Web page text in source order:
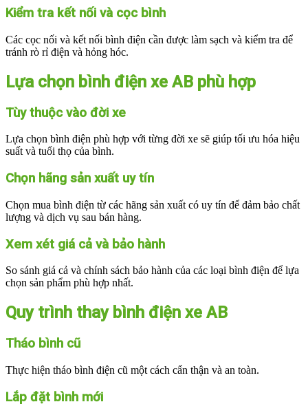
Kiểm tra kết nối và cọc bình
Các cọc nối và kết nối bình điện cần được làm sạch và kiểm tra để
tránh rò rỉ điện và hỏng hóc.
Lựa chọn bình điện xe AB phù hợp
Tùy thuộc vào đời xe
Lựa chọn bình điện phù hợp với từng đời xe sẽ giúp tối ưu hóa hiệu
suất và tuổi thọ của bình.
Chọn hãng sản xuất uy tín
Chọn mua bình điện từ các hãng sản xuất có uy tín để đảm bảo chất
lượng và dịch vụ sau bán hàng.
Xem xét giá cả và bảo hành
So sánh giá cả và chính sách bảo hành của các loại bình điện để lựa
chọn sản phẩm phù hợp nhất.
Quy trình thay bình điện xe AB
Tháo bình cũ
Thực hiện tháo bình điện cũ một cách cẩn thận và an toàn.
Lắp đặt bình mới